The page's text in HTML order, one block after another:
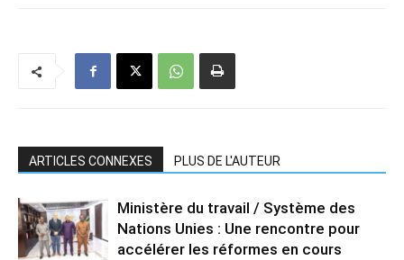
ARTICLES CONNEXES PLUS DE L'AUTEUR
Ministère du travail / Système des
Nations Unies : Une rencontre pour
accélérer les réformes en cours